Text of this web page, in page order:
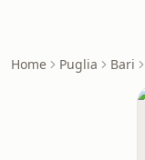
Home Puglia Bari